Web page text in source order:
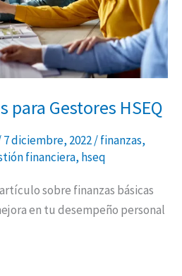
para Gestores HSEQ
7 diciembre, 2022/finanzas,
financiera, hseq
sobre finanzas básicas
en tu desempeño personal